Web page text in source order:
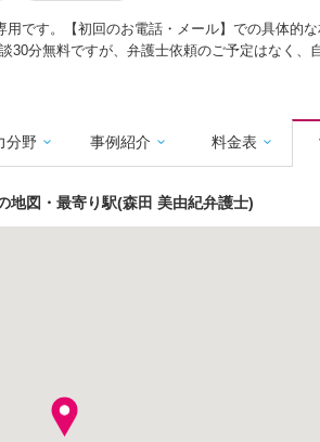
用です。【初回のお電話・メール】での具体的
30分無料ですが、弁護士依頼のご予定はなく
分野 事例紹介 料金表
地図・最寄り駅(森田 美由紀弁護士)